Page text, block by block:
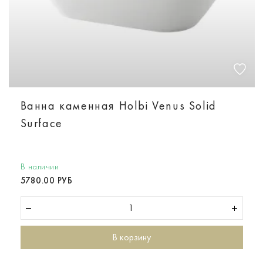
Ванна каменная Holbi Venus Solid
Surface
В наличии
5780.00 РУБ
В корзину